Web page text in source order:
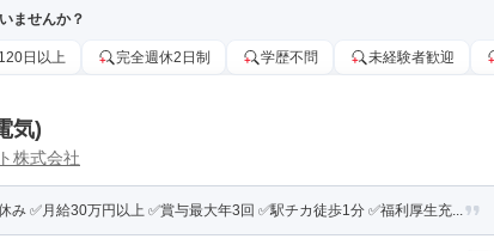
ませんか？
日以上 完全週休2日制 学歴不問 未経験者歓迎
気)
株式会社
み ✅月給30万円以上 ✅賞与最大年3回 ✅駅チカ徒歩1分 ✅福利厚生充...